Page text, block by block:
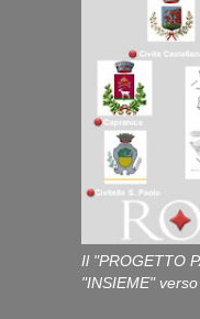
Il "PROGETTO
"INSIEME"